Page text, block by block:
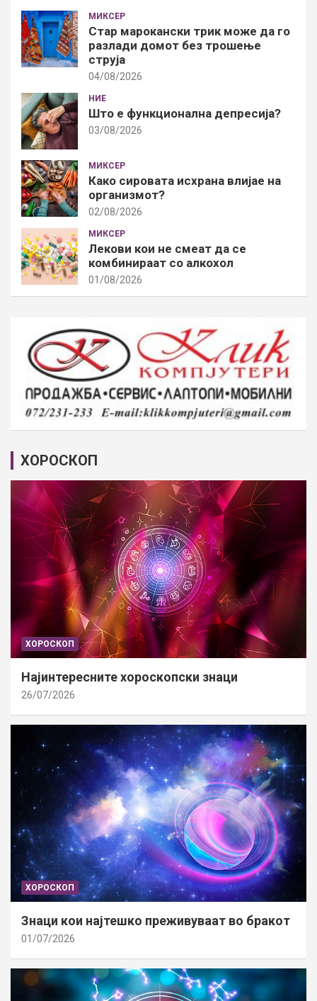
МИКСЕР
Стар марокански трик може да го
разлади домот без трошење
струја
04/08/2026
НИЕ
Што е функционална депресија?
03/08/2026
МИКСЕР
Како сировата исхрана влијае на
организмот?
02/08/2026
МИКСЕР
Лекови кои не смеат да се
комбинираат со алкохол
01/08/2026
ХОРОСКОП
ХОРОСКОП
Најинтересните хороскопски знаци
26/07/2026
ХОРОСКОП
Знаци кои најтешко преживуваат во бракот
01/07/2026